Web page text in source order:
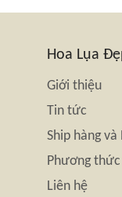
Hoa Lụa
Giới thiệu
Tin tức
Ship hàng và
Phương
Liên hệ